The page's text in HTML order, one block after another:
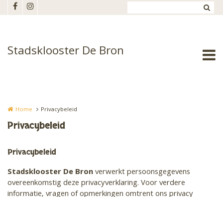
Overslaan en naar de inhoud gaan
Stadsklooster De Bron
Home Privacybeleid
Privacybeleid
Privacybeleid
Stadsklooster De Bronverwerkt persoonsgegevens
overeenkomstig deze privacyverklaring. Voor verdere